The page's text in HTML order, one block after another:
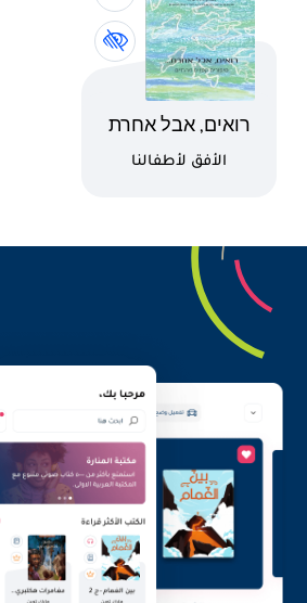
اسم الكتاب
רואים, אבל אחרת
كاتب
الأفق لأطفالنا